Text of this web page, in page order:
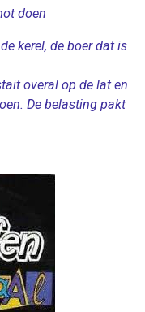
doen
kerel, de boer dat is
overal op de lat en
De belasting pakt